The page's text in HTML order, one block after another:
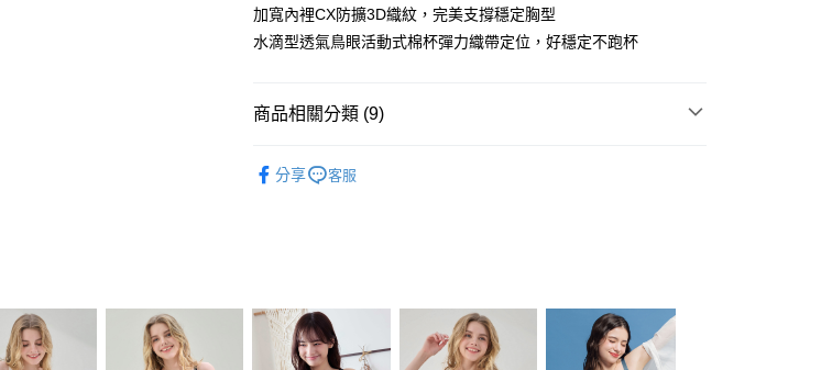
【「AFTEE先享後付」結帳流程】
１．於結帳方式選擇「AFTEE先享後付」後，將跳轉至「AFTEE先享後
３．收到繳費通知簡訊後14天內，點擊此簡訊中的連結，可透過四大超商
絡購買商品的店家。未經商家同意取消之訂單仍視為有效，需透過AFTEE
１．透過由恩沛科技股份有限公司提供之「AFTEE先享後付」服務完成之
交易，需依本服務之必要範圍內提供個人資料，並將交易相關給付款項請
求債權轉讓予恩沛科技股份有限公司。
全家取付
每筆NT$100，滿NT$1,500(含以上)免運費
每筆NT$100，滿NT$1,500(含以上)免運費
7-11取付
每筆NT$100，滿NT$1,500(含以上)免運費
加寬內裡CX防擴3D織紋，完美支撐穩定胸型
水滴型透氣鳥眼活動式棉杯彈力織帶定位，好穩定不跑杯
商品相關分類 (9)
舒適內著
🔎簡易尺碼
🔎簡易尺碼 L
分享 客服